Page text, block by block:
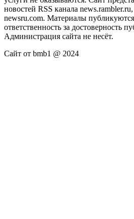
новостей RSS канала
newsru.com. Материалы
ответственность за достоверность
Администрация сайта не несёт.
Сайт от bmb1 @ 2024